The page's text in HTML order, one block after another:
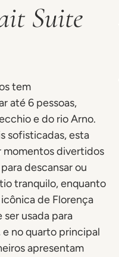
Suite
tem
até 6 pessoas,
e do rio Arno.
sofisticadas, esta
momentos divertidos
descansar ou
tranquilo, enquanto
de Florença
ser usada para
no quarto principal
apresentam